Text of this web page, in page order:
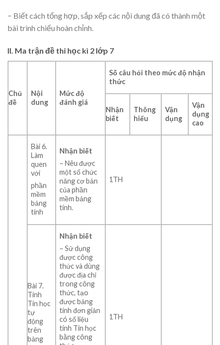
− Biết cách tổng hợp, sắp xếp các nội dung đã có thành một
bài trình chiếu hoàn chỉnh.
II. Ma trận đề thi học kì 2 lớp 7
Chủ
đề
Nội
dung
Mức độ
đánh giá
Số câu hỏi theo mức độ nhận
thức
Nhận
biết
Thông
hiểu
Vận
dụng
Vận
dụng
cao
Bài 6.
Làm
quen
với
phần
mềm
bảng
tính
Nhận biết
– Nêu được
một số chức
năng cơ bản
của phần
mềm bảng
tính.
1TH
Bài 7.
Tính
Tin học
tự
động
trên
bảng
Nhận biết
– Sử dụng
được công
thức và dùng
được địa chỉ
trong công
thức, tạo
được bảng
tính đơn giản
có số liệu
tính Tin học
bằng công
1TH